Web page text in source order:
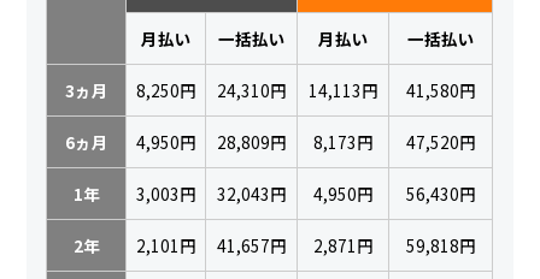
月払い 一括払い 月払い 一括払い
3ヵ月 8,250円 24,310円 14,113円 41,580円
6ヵ月 4,950円 28,809円 8,173円 47,520円
1年 3,003円 32,043円 4,950円 56,430円
2年 2,101円 41,657円 2,871円 59,818円